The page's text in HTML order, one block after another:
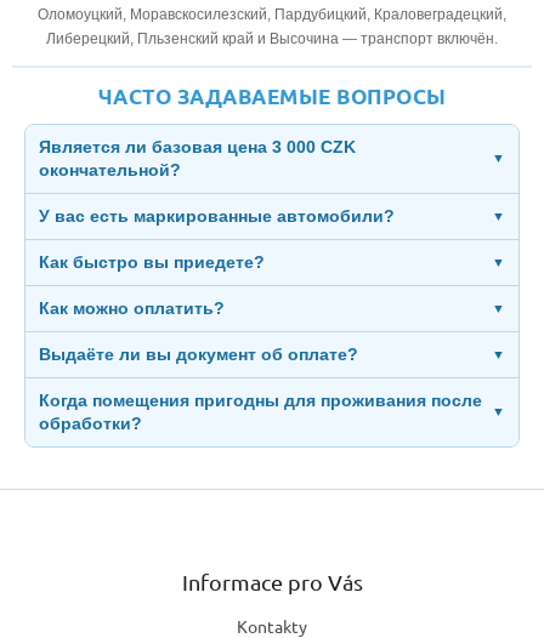
Оломоуцкий, Моравскосилезский, Пардубицкий, Краловеградецкий,
Либерецкий, Пльзенский край и Высочина — транспорт включён.
ЧАСТО ЗАДАВАЕМЫЕ ВОПРОСЫ
Является ли базовая цена 3 000 CZK
окончательной?
▼
У вас есть маркированные автомобили? ▼
Как быстро вы приедете? ▼
Как можно оплатить? ▼
Выдаёте ли вы документ об оплате? ▼
Когда помещения пригодны для проживания после
обработки?
▼
Z
Informace pro Vás
Kontakty